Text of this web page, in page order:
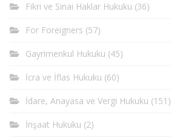
Fikri ve Sinai Haklar Hukuku (36)
For Foreigners (57)
Gayrimenkul Hukuku (45)
İcra ve İflas Hukuku (60)
İdare, Anayasa ve Vergi Hukuku (151)
İnşaat Hukuku (2)